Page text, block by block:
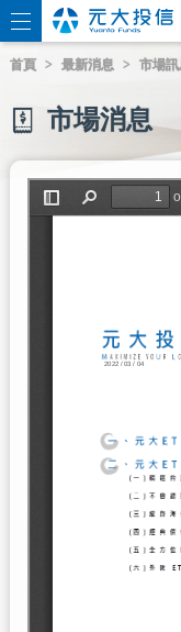
首頁 最新消息 市場
市場消息